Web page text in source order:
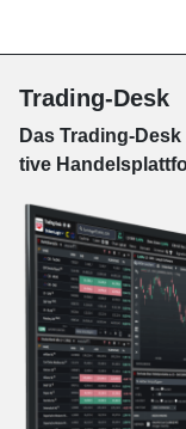
Trading-Desk
Das Trading-
tive